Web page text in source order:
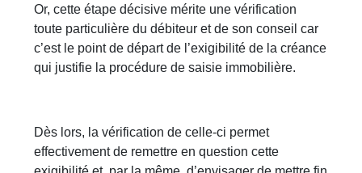
Or, cette étape décisive mérite une vérification
toute particulière du débiteur et de son conseil car
c’est le point de départ de l’exigibilité de la créance
qui justifie la procédure de saisie immobilière.
Dès lors, la vérification de celle-ci permet
effectivement de remettre en question cette